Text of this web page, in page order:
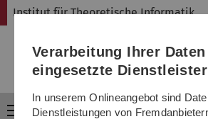
Direkt
Direkt
Direkt
Direkt
Direkt
Institut für Theoretische Informatik
Menü
Verarbeitung Ihrer
eingesetzte
In unserem Onlineangebot sind
Dienstleistungen von